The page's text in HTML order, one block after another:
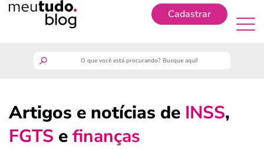
Cadastrar
guia do trabalhador
Artigos e notícias de INSS,
FGTS efinanças